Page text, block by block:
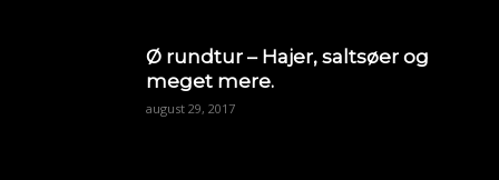
Ø rundtur – Hajer, saltsøer og
meget mere.
august 29, 2017